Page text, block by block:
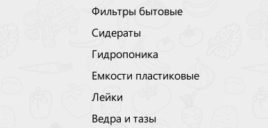
Фильтры бытовые
Сидераты
Гидропоника
Емкости пластиковые
Лейки
Ведра и тазы